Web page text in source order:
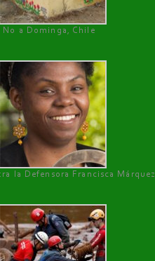
No a Dominga, Chile
la Defensora Francisca Márquez